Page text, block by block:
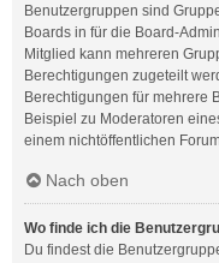
Benutzergruppen sind
Boards in für die Board-
Mitglied kann mehreren
Berechtigungen zugeteilt
Berechtigungen für mehrere
Beispiel zu Moderatoren
einem nichtöffentlichen
Nach oben
Wo finde ich die
Du findest die